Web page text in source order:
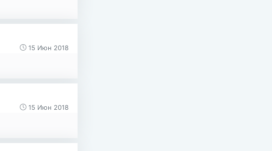
15 Июн 2018
15 Июн 2018